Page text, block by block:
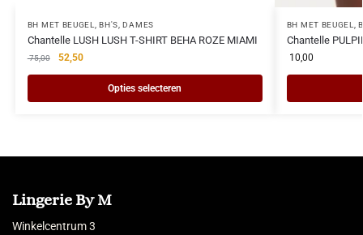
BH MET BEUGEL ,BH'S ,DAMES
Chantelle LUSH LUSH T-SHIRT BEHA ROZE MIAMI
75,00 52,50
Opties selecteren
BH MET BEUGEL ,
Chantelle
10,00
Lingerie By M
Winkelcentrum 3